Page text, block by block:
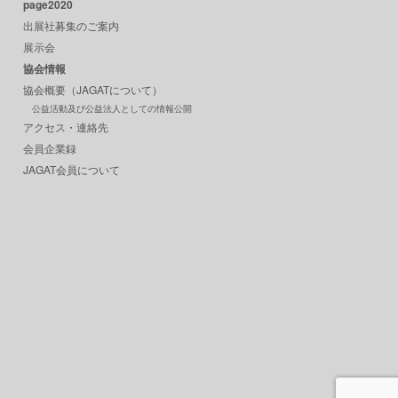
page2020
出展社募集のご案内
展示会
協会情報
協会概要（JAGATについて）
公益活動及び公益法人としての情報公開
アクセス・連絡先
会員企業録
JAGAT会員について